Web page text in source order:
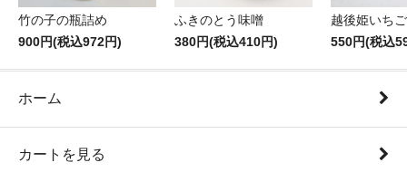
竹の子の瓶詰め
900円(税込972円)
ふきのとう味噌
380円(税込410円)
越後姫いち
550円(税込
ホーム
カートを見る